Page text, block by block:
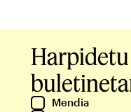
Mendia